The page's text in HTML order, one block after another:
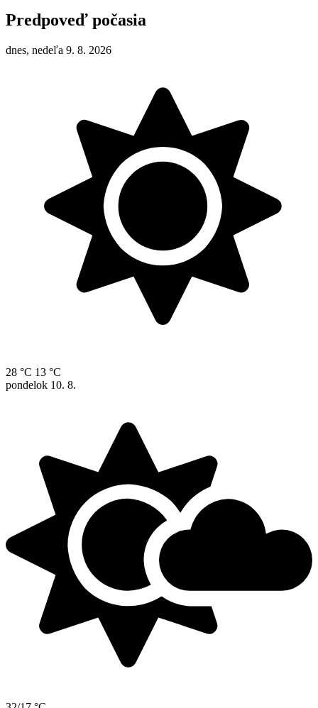
Predpoveď počasia
dnes, nedeľa 9. 8. 2026
28 °C 13 °C
pondelok 10. 8.